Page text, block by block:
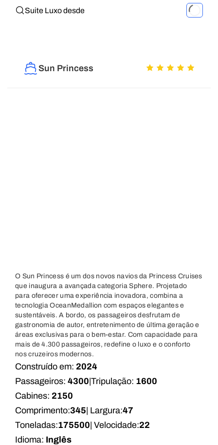
Suite Luxo desde
Sun Princess
O Sun Princess é um dos novos navios da Princess Cruises
que inaugura a avançada categoria Sphere. Projetado
para oferecer uma experiência inovadora, combina a
tecnologia OceanMedallion com espaços elegantes e
sustentáveis. A bordo, os passageiros desfrutam de
gastronomia de autor, entretenimento de última geração e
áreas exclusivas para o bem-estar. Com capacidade para
mais de 4.300 passageiros, redefine o luxo e o conforto
nos cruzeiros modernos.
Construído em: 2024
Passageiros: 4300 Tripulação: 1600
Cabines: 2150
Comprimento:345 | Largura:47
Toneladas:175500 | Velocidade:22
Idioma: Inglês